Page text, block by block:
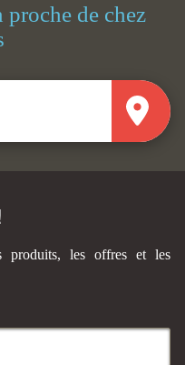
de chez
produits, les offres et les